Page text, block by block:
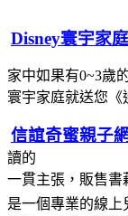
Disney寰宇家庭
家中如果有0~3歲
寰宇家庭就送您
信誼奇蜜親子網
讀的
一貫主張，販售
是一個專業的線上